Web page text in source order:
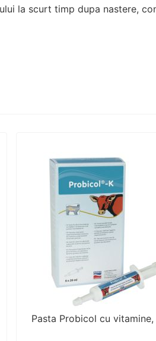
la scurt timp dupa nastere,
Pasta Probicol cu vitamine,